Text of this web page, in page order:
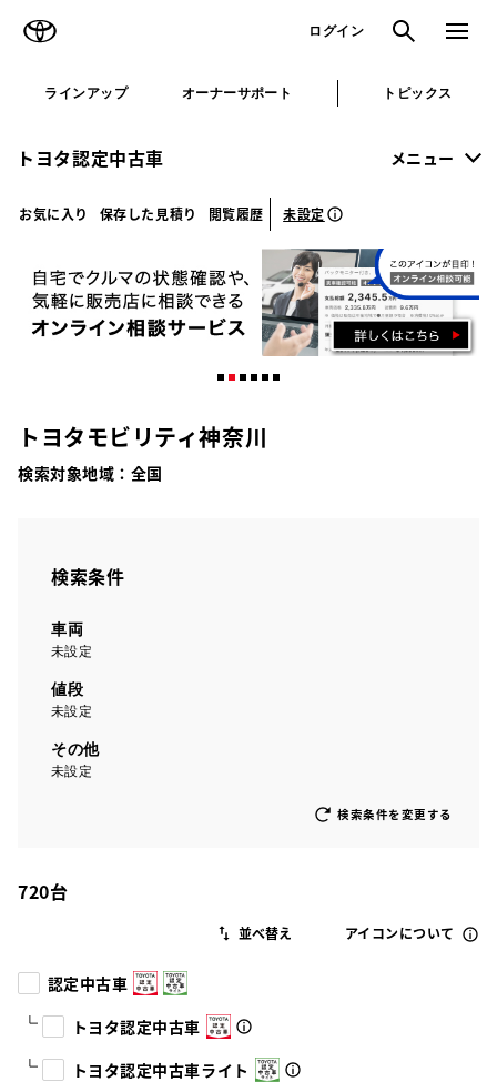
ログイン 検索 メニュ
ラインアップ オーナーサポート トピックス
トヨタ認定中古車 メニュー
お気に入り 保存した見積り 閲覧履歴 未設定
トヨタモビリティ神奈川
検索対象地域： 全国
検索条件
車両
未設定
値段
未設定
その他
未設定
検索条件を変更する
720台
アイコンについて
認定中古車
トヨタ認定中古車
トヨタ認定中古車ライト